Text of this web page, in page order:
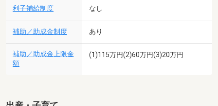
利子補給制度 なし
補助／助成金制度 あり
補助／助成金上限金
額
(1)115万円(2)60万円(3)20万円